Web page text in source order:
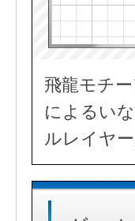
飛龍モチ
によるい
ルレイヤー